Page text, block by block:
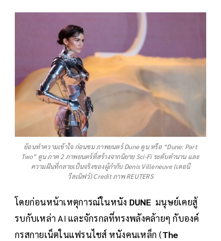
ย้อนทำความเข้าใจ ก่อนชม ภาพยนตร์ Dune ดูน หรือ “Dune: Part
Two” ดูน ภาค 2 ภาพยนตร์ที่สร้างจากนิยาย Sci-Fi ระดับตำนาน และ
ความฝันที่กลายเป็นจริงของผู้กำกับ Denis Villeneuve (เดอนี
วีลเนิฟว์) Credit ภาพ REUTERS
โดยก่อนหน้าเหตุการณ์ในหนัง DUNE มนุษย์เคยสู้
รบกับเหล่า AI และจักรกลที่ทรงพลังคล้ายๆ กับองค์
กรสกายเน็ตในแฟรนไชส์ หนังคนเหล็ก (The